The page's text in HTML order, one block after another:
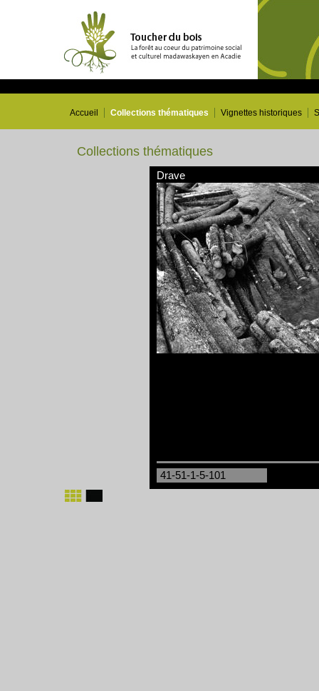
Accueil Collections thématiques Vignettes historiques
Collections thématiques
Drave
41-51-1-5-101